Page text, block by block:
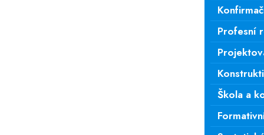
z
Profesní
Škola a